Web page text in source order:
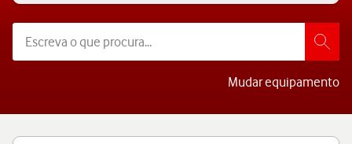
Mudar equipamento